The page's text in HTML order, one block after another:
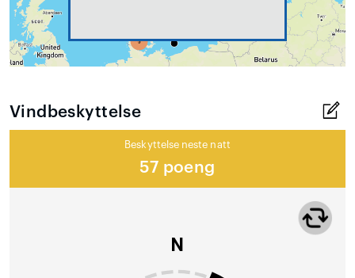
Vindbeskyttelse
Beskyttelse neste natt
57 poeng
N